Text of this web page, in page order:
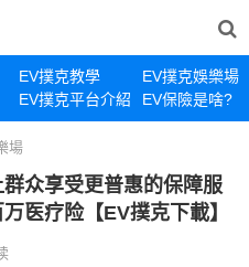
EV撲克教學
EV撲克娛樂場
EV撲克平台介紹 EV保險是啥?
場
众享受更普惠的保障服
医疗险【EV撲克下載】